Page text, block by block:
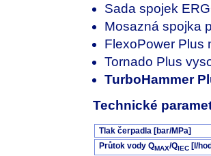
Sada spojek
Mosazná spojka
FlexoPower Plus
Tornado Plus
TurboHammer
Technické
Tlak čerpadla [bar/MPa]
Průtok vody QMAX/QIEC [l/